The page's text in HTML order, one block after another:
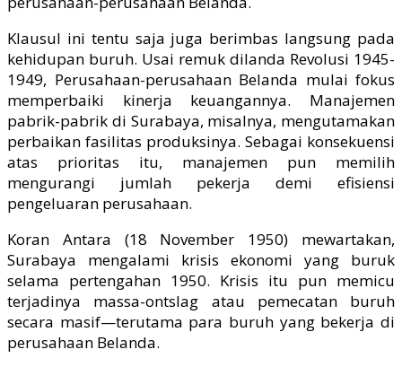
Klausul ini tentu saja juga berimbas langsung pada
kehidupan buruh. Usai remuk dilanda Revolusi 1945-
1949, Perusahaan-perusahaan Belanda mulai fokus
memperbaiki kinerja keuangannya. Manajemen
pabrik-pabrik di Surabaya, misalnya, mengutamakan
perbaikan fasilitas produksinya. Sebagai konsekuensi
atas prioritas itu, manajemen pun memilih
mengurangi jumlah pekerja demi efisiensi
pengeluaran perusahaan.
Koran Antara (18 November 1950) mewartakan,
Surabaya mengalami krisis ekonomi yang buruk
selama pertengahan 1950. Krisis itu pun memicu
terjadinya massa-ontslag atau pemecatan buruh
secara masif—terutama para buruh yang bekerja di
perusahaan Belanda.